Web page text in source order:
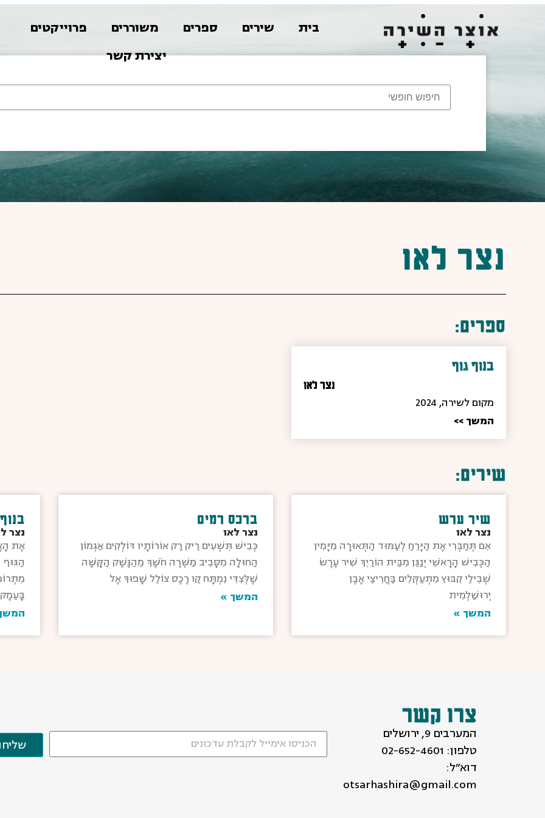
בית שירים ספרים משוררים פרוייקטים
יצירת קשר
נצר לאו
ספרים:
בנוף גוף
נצר לאו
מקום לשירה, 2024
המשך >>
שירים:
שיר ערש
נצר לאו
אִם תְּחַבְּרִי אֶת הַיָּרֵחַ לְעַמּוּד הַתְּאוּרָה מִיָּמִין
הַכְּבִישׁ הָרָאשִׁי יְנַגֵּן מִבֵּית הוֹרַיִךְ שִׁיר עֶרֶשׂ
שְׁבִילֵי קִבּוּץ מִתְעַקְּלִים בַּחֲרִיצֵי אֶבֶן
יְרוּשַׁלְמִית
המשך »
ברכס רמים
נצר לאו
כְּבִישׁ תִּשְׁעִים רֵיק רַק אוֹרוֹתָיו דּוֹלְקִים אַגְמוֹן
הַחוּלָה מִסָּבִיב מַשְׁרֶה חֹשֶׁךְ מֵהַנֶּשֶׁק הַקָּשֶׁה
שֶׁלְּצִדִּי נִמְתָּח קַו רֶכֶס צוֹלֵל שָׁפוּךְ אֶל
המשך »
נצר
אֶת
הַגּוּף
בָּעֵמֶק
צרו קשר
המערבים 9, ירושלים
טלפון: 02-652-4601
דוא״ל:
otsarhashira@gmail.com